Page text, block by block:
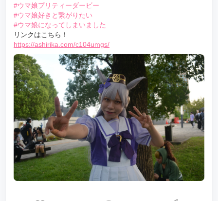
#ウマ娘プリティーダービー
#ウマ娘好きと繋がりたい
#ウマ娘になってしまいました
リンクはこちら！
https://ashirika.com/c104umgs/